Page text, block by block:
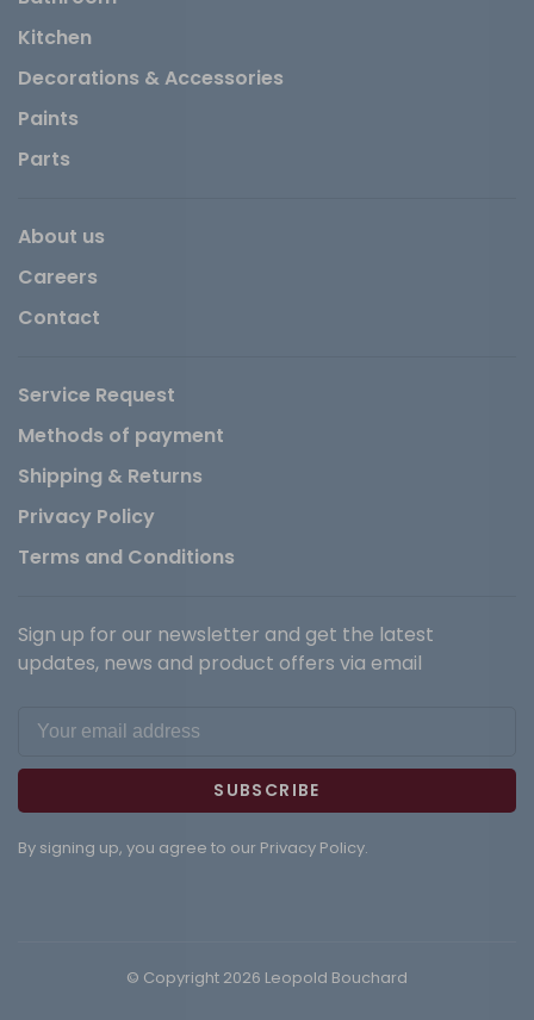
Kitchen
Decorations & Accessories
Paints
Parts
About us
Careers
Contact
Service Request
Methods of payment
Shipping & Returns
Privacy Policy
Terms and Conditions
Sign up for our newsletter and get the latest
updates, news and product offers via email
SUBSCRIBE
By signing up, you agree to our Privacy Policy.
© Copyright 2026 Leopold Bouchard